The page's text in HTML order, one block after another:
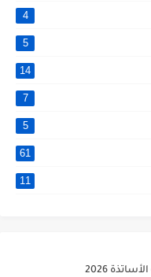
4
5
14
7
5
61
11
موقع نتائج مسابقة الأساتذة 2026